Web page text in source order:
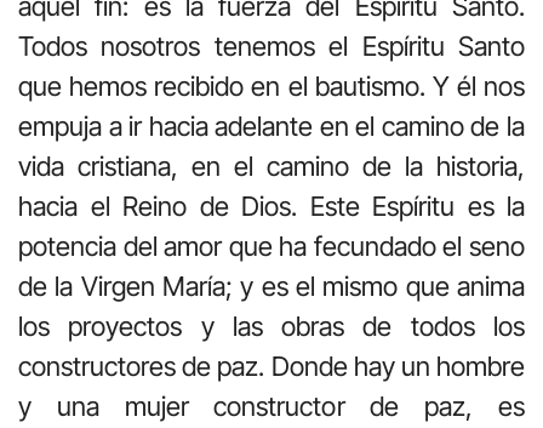
Todos nosotros tenemos el Espíritu Santo
que hemos recibido en el bautismo. Y él nos
empuja a ir hacia adelante en el camino de la
vida cristiana, en el camino de la historia,
hacia el Reino de Dios. Este Espíritu es la
potencia del amor que ha fecundado el seno
de la Virgen María; y es el mismo que anima
los proyectos y las obras de todos los
constructores de paz. Donde hay un hombre
y una mujer constructor de paz, es